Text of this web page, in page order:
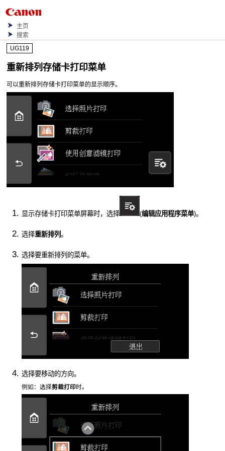
主页
搜索
UG119
重新排列存储卡打印菜单
可以重新排列存储卡打印菜单的显示顺序。
显示存储卡打印菜单屏幕时，选择 (编辑应用程序菜单)。
选择重新排列。
选择要重新排列的菜单。
选择要移动的方向。
例如：选择剪裁打印时。